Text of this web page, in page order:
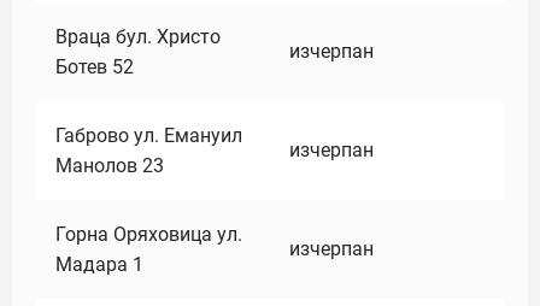
Враца бул. Христо
Ботев 52
изчерпан
Габрово ул. Емануил
Манолов 23
изчерпан
Горна Оряховица ул.
Мадара 1
изчерпан